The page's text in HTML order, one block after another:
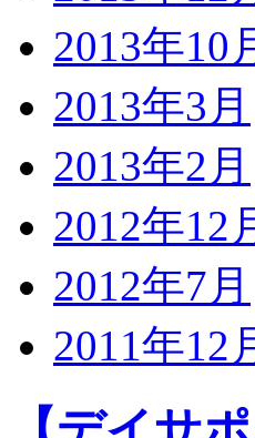
2013年10
2013年3月
2013年2月
2012年12
2012年7月
2011年12